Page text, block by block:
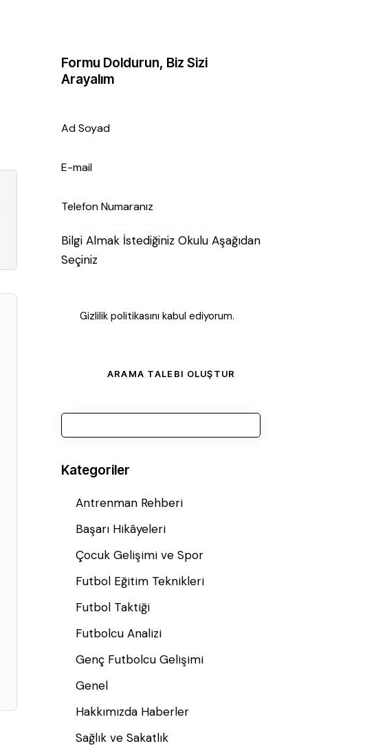
Formu Doldurun, Biz Sizi
Arayalım
Bilgi Almak İstediğiniz Okulu Aşağıdan
Seçiniz
Gizlilik politikasınıkabul ediyorum.
Kategoriler
Antrenman Rehberi
Başarı Hikâyeleri
Çocuk Gelişimi ve Spor
Futbol Eğitim Teknikleri
Futbol Taktiği
Futbolcu Analizi
Genç Futbolcu Gelişimi
Genel
Hakkımızda Haberler
Sağlık ve Sakatlık